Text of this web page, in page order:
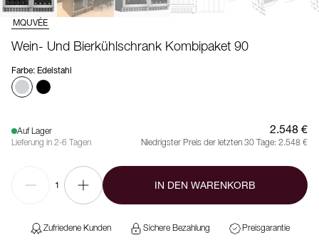
MQUVÉE
Wein- Und Bierkühlschrank Kombipaket 90
Farbe: Edelstahl
Auf Lager
Lieferung in 2-6 Tagen
2.548 €
Niedrigster Preis der letzten 30 Tage: 2.548 €
1 IN DEN WARENKORB
Zufriedene Kunden Sichere Bezahlung Preisgarantie